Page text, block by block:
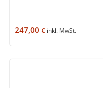
247,00€ inkl. MwSt.